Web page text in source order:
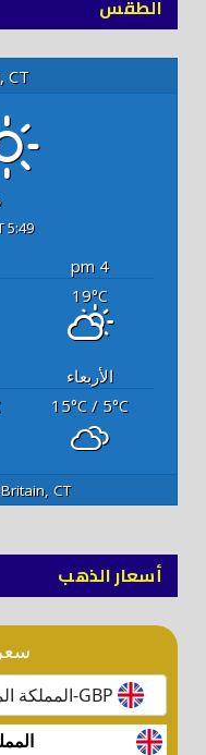
الطقس
CT
5:49 am
4 pm
19°C
الأربعاء
15°C / 5°C
CT
أسعار الذهب